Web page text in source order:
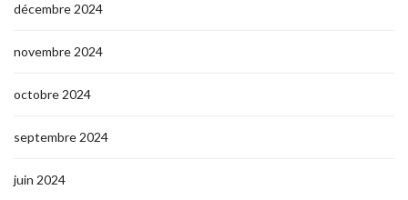
décembre 2024
novembre 2024
octobre 2024
septembre 2024
juin 2024